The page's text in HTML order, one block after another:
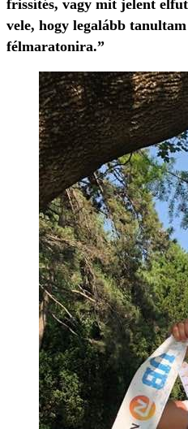
frissítés, vagy mit jelent
vele, hogy legalább
félmaratonira.”